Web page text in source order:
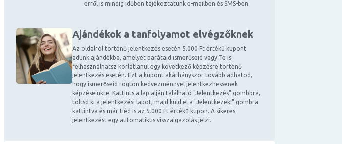
erről is mindig időben tájékoztatunk e-mailben és SMS-ben.
Ajándékok a tanfolyamot elvégzőknek
Az oldalról történő jelentkezés esetén 5.000 Ft értékű kupont
adunk ajándékba, amelyet barátaid ismerőseid vagy Te is
felhasználhatsz korlátlanul egy következő képzésre történő
jelentkezés esetén. Ezt a kupont akárhányszor tovább adhatod,
hogy ismerőseid rögtön kedvezménnyel jelentkezhessenek
képzéseinkre. Kattints a lap alján található "Jelentkezés" gombbra,
töltsd ki a jelentkezési lapot, majd küld el a "Jelentkezek!" gombra
kattintva és már tiéd is az 5.000 Ft értékű kupon. A sikeres
jelentkezést egy automatikus visszaigazolás jelzi.